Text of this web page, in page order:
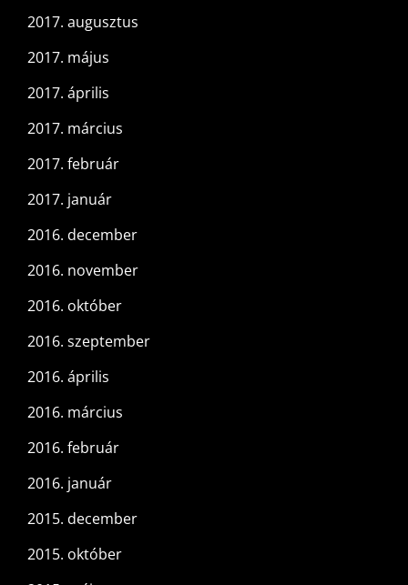
2017. augusztus
2017. május
2017. április
2017. március
2017. február
2017. január
2016. december
2016. november
2016. október
2016. szeptember
2016. április
2016. március
2016. február
2016. január
2015. december
2015. október